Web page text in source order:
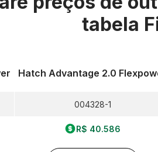
tabela
Hatch Advantage 2.0
004328-1
R$ 40.586